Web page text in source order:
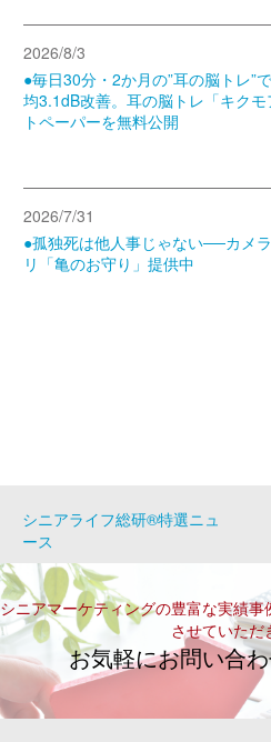
2026/8/3
●毎日30分・2か月の”耳の脳トレ”
均3.1dB改善。耳の脳トレ「キク
トペーパーを無料公開
2026/7/31
●孤独死は他人事じゃない──カメ
リ「亀のお守り」提供中
シニアライフ総研®特選ニュ
ース
シニアマーケティングの豊富な実績
させていただ
お気軽にお問い合